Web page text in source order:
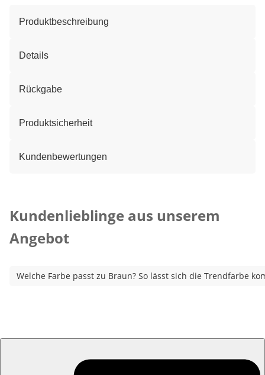
Produktbeschreibung
Details
Rückgabe
Produktsicherheit
Kundenbewertungen
Kundenlieblinge aus unserem
Angebot
Welche Farbe passt zu Braun? So lässt sich die Trendfarbe